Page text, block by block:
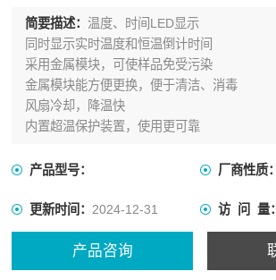
简要描述： 温度、时间LED显示
同时显示实时温度和恒温倒计时间
采用金属模块，可使样品免受污染
金属模块能方便更换，便于清洁、消毒
风扇冷却，降温快
内置超温保护装置，使用更可靠
产品型号： 厂商性质：
更新时间：2024-12-31 访 问 量：
产品咨询